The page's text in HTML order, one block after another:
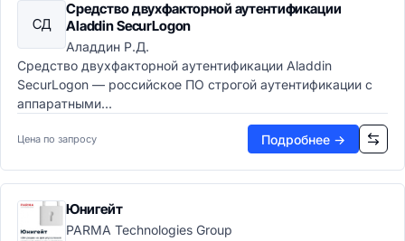
СД
Средство двухфакторной аутентификации
Aladdin SecurLogon
Аладдин Р.Д.
Средство двухфакторной аутентификации Aladdin
SecurLogon — российское ПО строгой аутентификации с
аппаратными...
Цена по запросу Подробнее →
Юнигейт
PARMA Technologies Group